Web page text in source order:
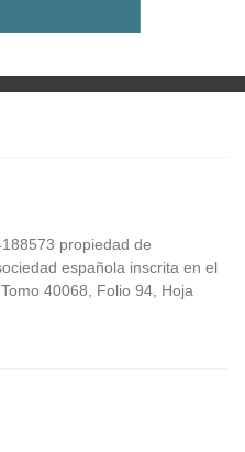
propiedad de
española inscrita en el
40068, Folio 94, Hoja